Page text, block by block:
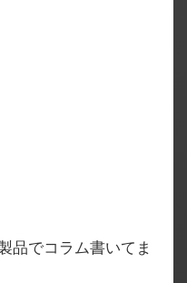
品でコラム書いてま